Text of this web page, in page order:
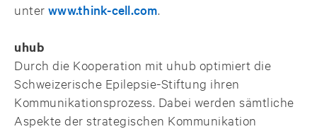
unter www.think-cell.com.
uhub
Durch die Kooperation mit uhub optimiert die
Schweizerische Epilepsie-Stiftung ihren
Kommunikationsprozess. Dabei werden sämtliche
Aspekte der strategischen Kommunikation